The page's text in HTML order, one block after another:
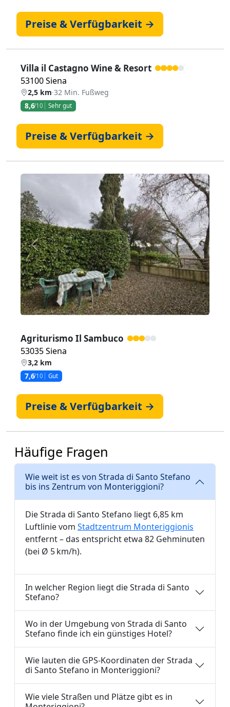
Preise & Verfügbarkeit →
Villa il Castagno Wine & Resort
53100 Siena
2,5 km·32 Min. Fußweg
8,6/10 Sehr gut
Preise & Verfügbarkeit →
Zurück Weiter
Agriturismo Il Sambuco
53035 Siena
3,2 km
7,6/10 Gut
Preise & Verfügbarkeit →
Häufige Fragen
Wie weit ist es von Strada di Santo Stefano
bis ins Zentrum von Monteriggioni?
Die Strada di Santo Stefano liegt 6,85 km
Luftlinie vom Stadtzentrum Monteriggionis
entfernt – das entspricht etwa 82 Gehminuten
(bei Ø 5 km/h).
In welcher Region liegt die Strada di Santo
Stefano?
Wo in der Umgebung von Strada di Santo
Stefano finde ich ein günstiges Hotel?
Wie lauten die GPS-Koordinaten der Strada
di Santo Stefano in Monteriggioni?
Wie viele Straßen und Plätze gibt es in